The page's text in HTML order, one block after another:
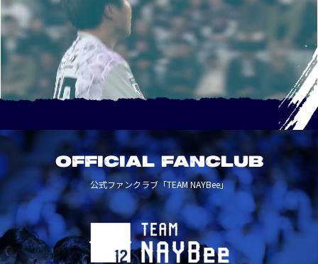
OFFICIAL FANCLUB
公式ファンクラブ「TEAM NAYBee」